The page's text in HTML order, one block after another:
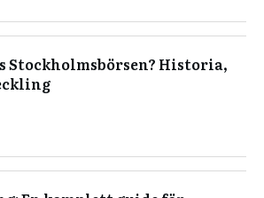
Stockholmsbörsen? Historia,